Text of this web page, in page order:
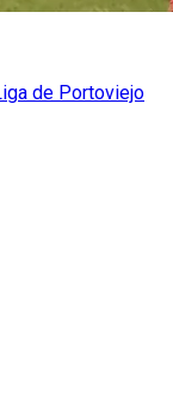
de Portoviejo